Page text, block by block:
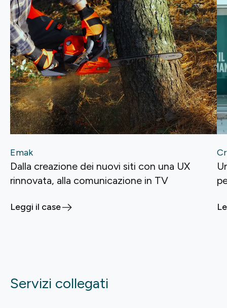
Emak
Dalla creazione dei nuovi siti con una UX
rinnovata, alla comunicazione in TV
Leggi il case
Servizi collegati